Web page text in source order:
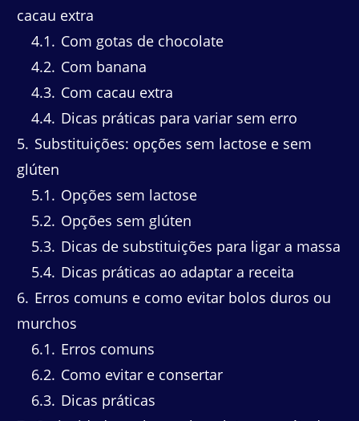
cacau extra
4.1
Com gotas de chocolate
4.2 Com banana
4.3 Com cacau extra
4.4 Dicas práticas para variar sem erro
5 Substituições: opções sem lactose e sem
glúten
5.1
Opções sem lactose
5.2 Opções sem glúten
5.3 Dicas de substituições para ligar a massa
5.4 Dicas práticas ao adaptar a receita
6 Erros comuns e como evitar bolos duros ou
murchos
6.1
Erros comuns
6.2 Como evitar e consertar
6.3 Dicas práticas